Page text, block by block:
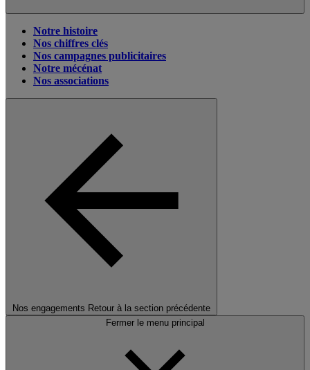
Notre histoire
Nos chiffres clés
Nos campagnes publicitaires
Notre mécénat
Nos associations
Nos engagements Retour à la section précédente
Fermer le menu principal